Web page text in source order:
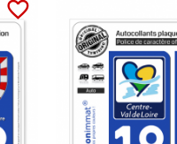
favorite_border